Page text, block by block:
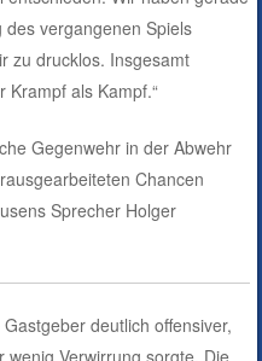
vergangenen Spiels
zu drucklos. Insgesamt
Krampf als Kampf.“
Gegenwehr in der Abwehr
Chancen
Sprecher Holger
deutlich offensiver,